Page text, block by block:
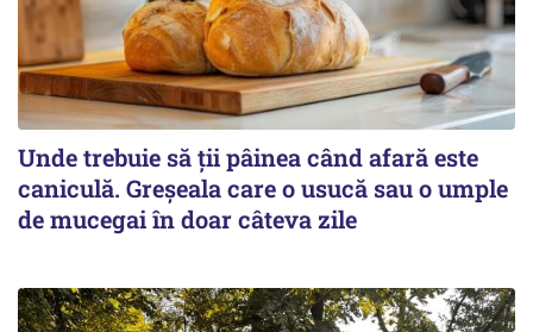
Unde trebuie să ții pâinea când afară este
caniculă. Greșeala care o usucă sau o umple
de mucegai în doar câteva zile